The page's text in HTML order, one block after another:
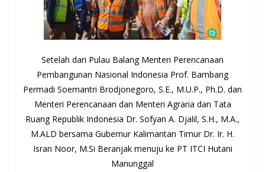
Setelah dari Pulau Balang Menteri Perencanaan
Pembangunan Nasional Indonesia Prof. Bambang
Permadi Soemantri Brodjonegoro, S.E., M.U.P., Ph.D. dan
Menteri Perencanaan dan Menteri Agraria dan Tata
Ruang Republik Indonesia Dr. Sofyan A. Djalil, S.H., M.A.,
M.ALD bersama Gubernur Kalimantan Timur Dr. Ir. H.
Isran Noor, M.Si Beranjak menuju ke PT ITCI Hutani
Manunggal